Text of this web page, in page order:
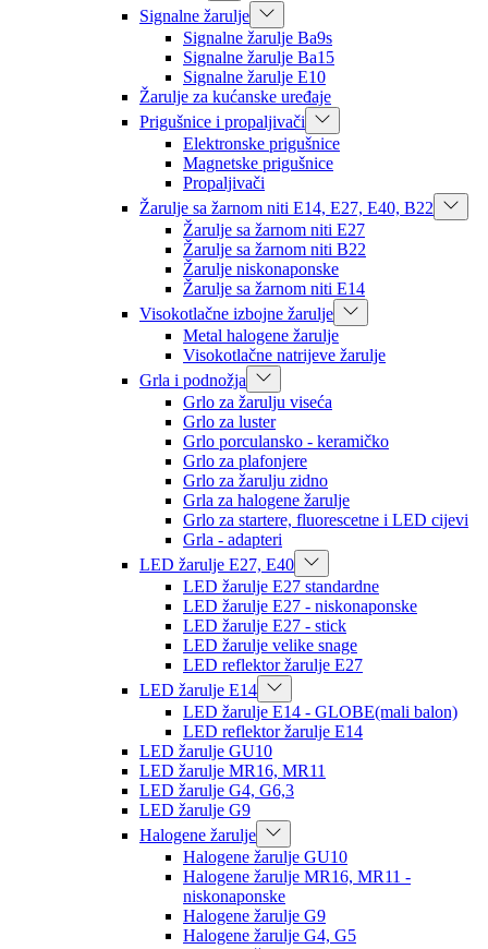
Signalne žarulje
Signalne žarulje Ba9s
Signalne žarulje Ba15
Signalne žarulje E10
Žarulje za kućanske uređaje
Prigušnice i propaljivači
Elektronske prigušnice
Magnetske prigušnice
Propaljivači
Žarulje sa žarnom niti E14, E27, E40, B22
Žarulje sa žarnom niti E27
Žarulje sa žarnom niti B22
Žarulje niskonaponske
Žarulje sa žarnom niti E14
Visokotlačne izbojne žarulje
Metal halogene žarulje
Visokotlačne natrijeve žarulje
Grla i podnožja
Grlo za žarulju viseća
Grlo za luster
Grlo porculansko - keramičko
Grlo za plafonjere
Grlo za žarulju zidno
Grla za halogene žarulje
Grlo za startere, fluorescetne i LED cijevi
Grla - adapteri
LED žarulje E27, E40
LED žarulje E27 standardne
LED žarulje E27 - niskonaponske
LED žarulje E27 - stick
LED žarulje velike snage
LED reflektor žarulje E27
LED žarulje E14
LED žarulje E14 - GLOBE(mali balon)
LED reflektor žarulje E14
LED žarulje GU10
LED žarulje MR16, MR11
LED žarulje G4, G6,3
LED žarulje G9
Halogene žarulje
Halogene žarulje GU10
Halogene žarulje MR16, MR11 -
niskonaponske
Halogene žarulje G9
Halogene žarulje G4, G5